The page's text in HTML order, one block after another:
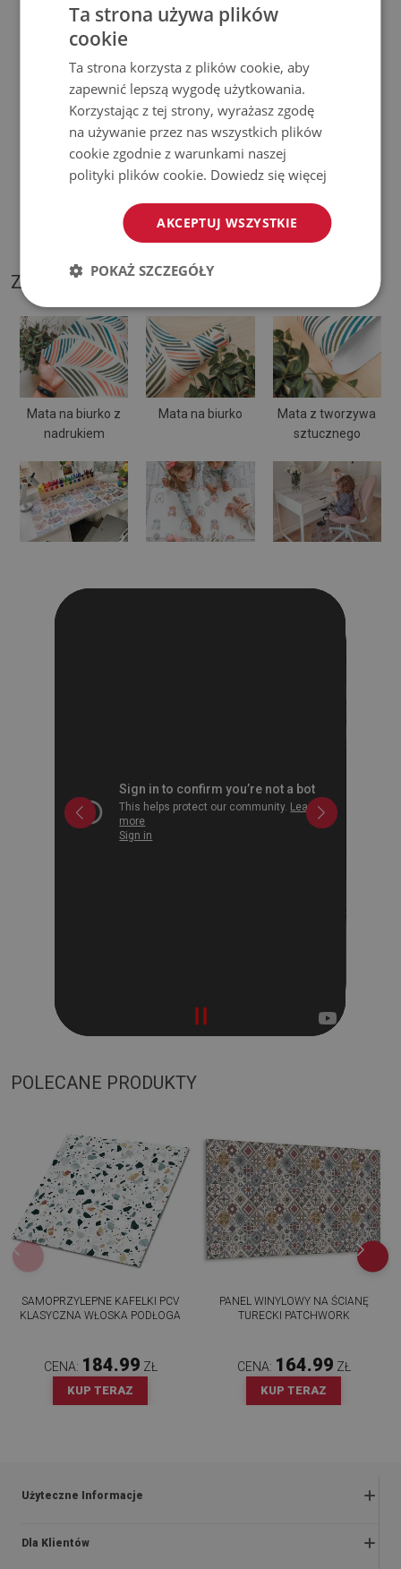
Prosimy pamiętać, że uszkodzenia powstałe przy
użytkowaniu wynikające z upływu czasu (np. przetarcia) nie
podlegają reklamacjom.
Jak dbać o produkt?
Czyść wilgotną szmatką —nie używaj silnych środków
chemicznych.
Regularnie wietrz dolną warstwę podkładki.
ZDJĘCIA NASZEGO PRODUKTU
Mata na biurko z
nadrukiem
Mata na biurko
Mata z tworzywa
sztucznego
POLECANE PRODUKTY
SAMOPRZYLEPNE KAFELKI PCV
KLASYCZNA WŁOSKA PODŁOGA
CENA: 184.99 ZŁ
KUP TERAZ
PANEL WINYLOWY NA ŚCIANĘ
TURECKI PATCHWORK
CENA: 164.99 ZŁ
KUP TERAZ
Użyteczne Informacje
Zwroty i reklamacje
Dla Klientów
Ta strona używa plików
cookie
Ta strona korzysta z plików cookie, aby
zapewnić lepszą wygodę użytkowania.
Korzystając z tej strony, wyrażasz zgodę
na używanie przez nas wszystkich plików
cookie zgodnie z warunkami naszej
polityki plików cookie. Dowiedz się więcej
AKCEPTUJ WSZYSTKIE
POKAŻ SZCZEGÓŁY